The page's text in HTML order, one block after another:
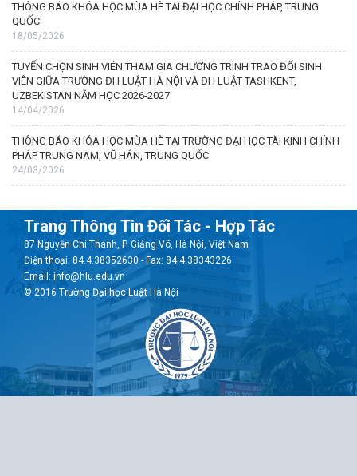
THÔNG BÁO KHÓA HỌC MÙA HÈ TẠI ĐẠI HỌC CHÍNH PHÁP, TRUNG
QUỐC
18/05/2026
TUYỂN CHỌN SINH VIÊN THAM GIA CHƯƠNG TRÌNH TRAO ĐỔI SINH
VIÊN GIỮA TRƯỜNG ĐH LUẬT HÀ NỘI VÀ ĐH LUẬT TASHKENT,
UZBEKISTAN NĂM HỌC 2026-2027
14/04/2026
THÔNG BÁO KHÓA HỌC MÙA HÈ TẠI TRƯỜNG ĐẠI HỌC TÀI KINH CHÍNH
PHÁP TRUNG NAM, VŨ HÁN, TRUNG QUỐC
24/03/2026
Trang Thông Tin Đối Tác - Hợp Tác
87 Nguyễn Chí Thanh, P. Giảng Võ, Hà Nội, Việt Nam
Điện thoại: 84.4.38352630 - Fax: 84.4.38343226
Email: info@hlu.edu.vn
© 2016 Trường Đại học Luật Hà Nội